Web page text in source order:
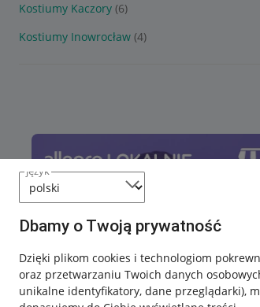
język
Dbamy o Twoją prywatność
Dzięki plikom cookies i technologiom
oraz przetwarzaniu Twoich danych
unikalne identyfikatory, dane przeglądarki),
Kostiumy Kaczory (6)
Kostiumy Inowrocław (4)